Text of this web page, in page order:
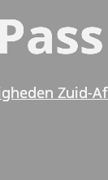
Zuid-